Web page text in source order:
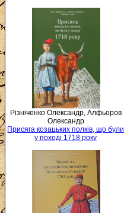
Різніченко Олександр, Алфьоров
Олександр
Присяга козацьких полків, що були
у поході 1718 року